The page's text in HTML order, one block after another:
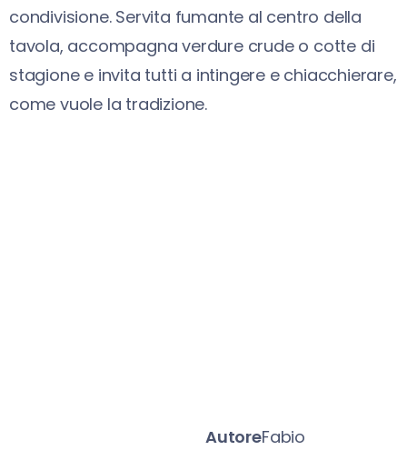
condivisione. Servita fumante al centro della
tavola, accompagna verdure crude o cotte di
stagione e invita tutti a intingere e chiacchierare,
come vuole la tradizione.
AutoreFabio